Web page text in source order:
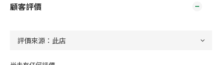
顧客評價